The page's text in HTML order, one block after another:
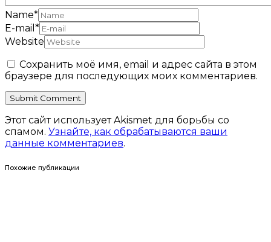
Name*
E-mail *
Website
Сохранить моё имя, email и адрес сайта в этом
браузере для последующих моих комментариев.
Этот сайт использует Akismet для борьбы со
спамом. Узнайте, как обрабатываются ваши
данные комментариев.
Похожие публикации